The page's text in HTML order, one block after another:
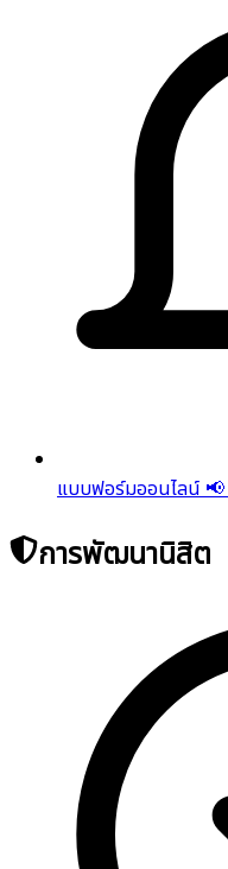
แบบฟอร์มออนไลน์
การพัฒนานิสิต